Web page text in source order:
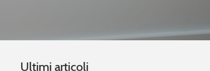
Ultimi articoli